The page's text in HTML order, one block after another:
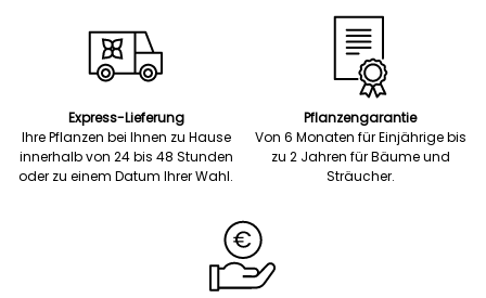
Express-Lieferung
Ihre Pflanzen bei Ihnen zu Hause
innerhalb von 24 bis 48 Stunden
oder zu einem Datum Ihrer Wahl.
Pflanzengarantie
Von 6 Monaten für Einjährige bis
zu 2 Jahren für Bäume und
Sträucher.